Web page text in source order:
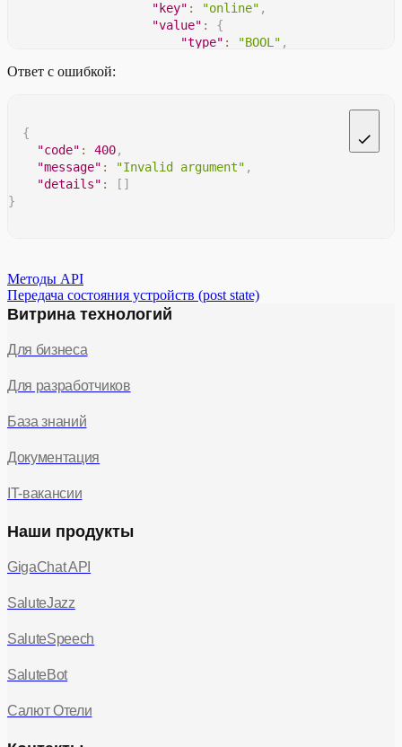
"key" : "online" ,
"value" :
{
"type" : "BOOL" ,
"type": "BOOL"
"bool_value"
}
Ответ с ошибкой:
{
"code" : 400,
"message" : "Invalid argument" ,
"details" : [ ]
}
Методы API
Передача состояния устройств (post state)
Витрина технологий
Для бизнеса
Для разработчиков
База знаний
Документация
IT-вакансии
Наши продукты
GigaChat API
SaluteJazz
SaluteSpeech
SaluteBot
Салют Отели